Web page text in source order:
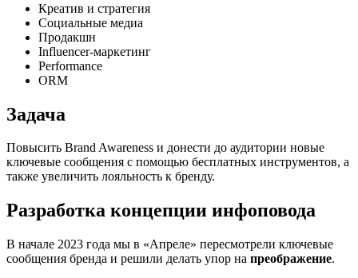
Креатив и стратегия
Социальные медиа
Продакшн
Influencer-маркетинг
Performance
ORM
Задача
Повысить Brand Awareness и донести до аудитории новые
ключевые сообщения с помощью бесплатных инструментов, а
также увеличить лояльность к бренду.
Разработка концепции инфоповода
В начале 2023 года мы в «Апреле» пересмотрели ключевые
сообщения бренда и решили делать упор на преображение.